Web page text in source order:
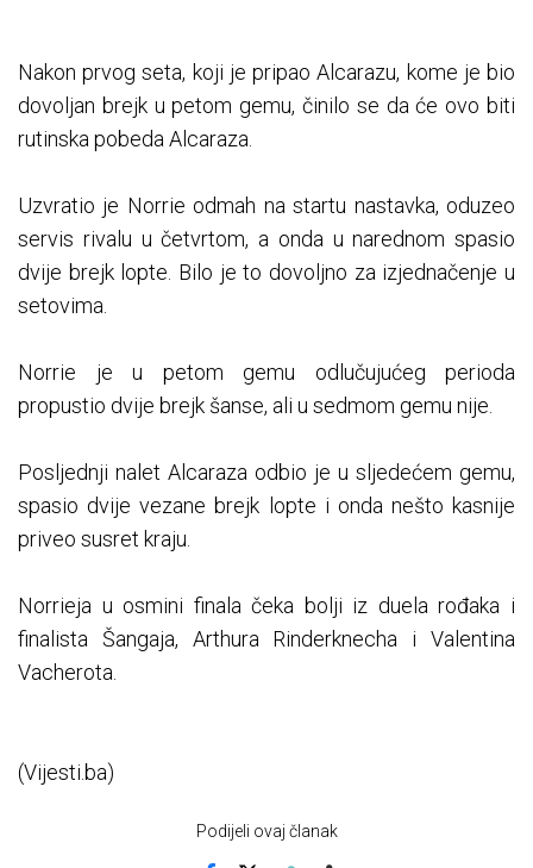
Nakon prvog seta, koji je pripao Alcarazu, kome je bio
dovoljan brejk u petom gemu, činilo se da će ovo biti
rutinska pobeda Alcaraza.
Uzvratio je Norrie odmah na startu nastavka, oduzeo
servis rivalu u četvrtom, a onda u narednom spasio
dvije brejk lopte. Bilo je to dovoljno za izjednačenje u
setovima.
Norrie je u petom gemu odlučujućeg perioda
propustio dvije brejk šanse, ali u sedmom gemu nije.
Posljednji nalet Alcaraza odbio je u sljedećem gemu,
spasio dvije vezane brejk lopte i onda nešto kasnije
priveo susret kraju.
Norrieja u osmini finala čeka bolji iz duela rođaka i
finalista Šangaja, Arthura Rinderknecha i Valentina
Vacherota.
(Vijesti.ba)
Podijeli ovaj članak